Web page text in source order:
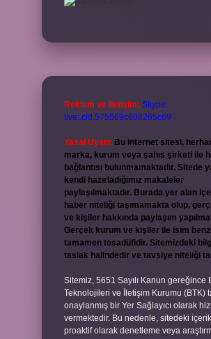
Reklam ve İletişim: Skype:
live:.cid.575569c608265c69
Yasal Uyarı: Bu internet sitesi,
marka, kurum veya şahıs şirketi ile
bağlantısı bulunmamaktadır. Sitede
kendi hazırladığımız makaleler
paylaşılmaktadır. Burada yer alan
haber niteliği taşımamakta olup,
ve kişiler hakkında paylaşım
Gerçek kurum ve kişiler ile isim
tamamen tesadüfidir. Sitemizdeki
taslak halindedir ve tavsiye niteliği
Sitemiz, 5651 Sayılı Kanun gereğince
Teknolojileri ve İletişim Kurumu (BTK)
onaylanmış bir Yer Sağlayıcı olarak
vermektedir. Bu nedenle, sitedeki
proaktif olarak denetleme veya